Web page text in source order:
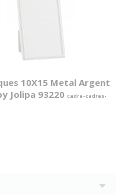
10X15 Metal Argent
Jolipa 93220 cadre-cadres-